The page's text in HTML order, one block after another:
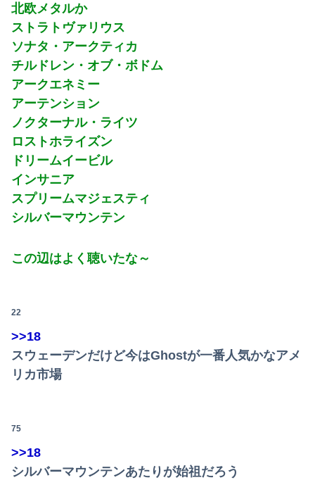
北欧メタルか
ストラトヴァリウス
ソナタ・アークティカ
チルドレン・オブ・ボドム
アークエネミー
アーテンション
ノクターナル・ライツ
ロストホライズン
ドリームイービル
インサニア
スプリームマジェスティ
シルバーマウンテン
この辺はよく聴いたな～
22
>>18
スウェーデンだけど今はGhostが一番人気かなアメ
リカ市場
75
>>18
シルバーマウンテンあたりが始祖だろう